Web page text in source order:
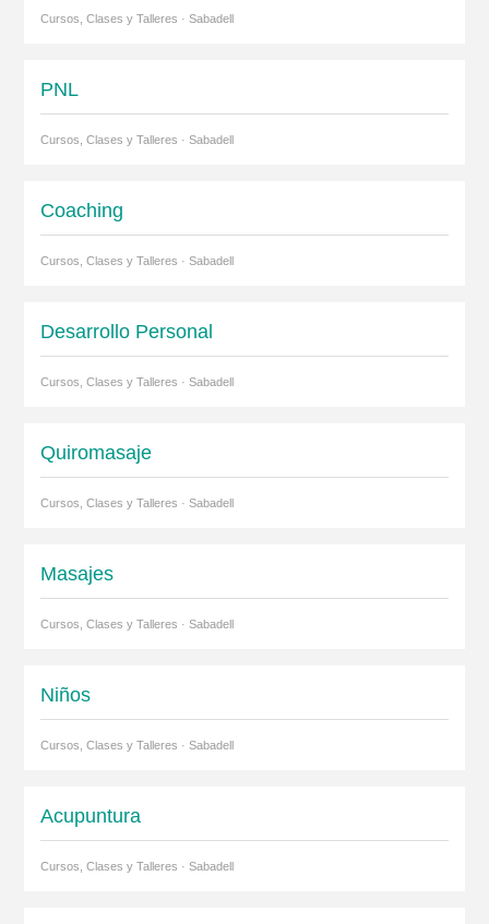
Cursos, Clases y Talleres · Sabadell
PNL
Cursos, Clases y Talleres · Sabadell
Coaching
Cursos, Clases y Talleres · Sabadell
Desarrollo Personal
Cursos, Clases y Talleres · Sabadell
Quiromasaje
Cursos, Clases y Talleres · Sabadell
Masajes
Cursos, Clases y Talleres · Sabadell
Niños
Cursos, Clases y Talleres · Sabadell
Acupuntura
Cursos, Clases y Talleres · Sabadell